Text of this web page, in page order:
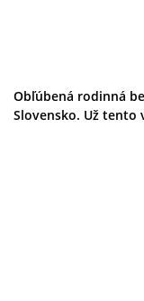
Obľúbená rodinná
Slovensko. Už tento